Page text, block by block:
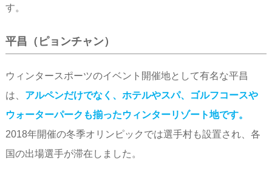
す。
平昌（ピョンチャン）
ウィンタースポーツのイベント開催地として有名な平昌
は、 アルペンだけでなく、ホテルやスパ、ゴルフコースや
ウォーターパークも揃ったウィンターリゾート地です。
2018年開催の冬季オリンピックでは選手村も設置され、各
国の出場選手が滞在しました。